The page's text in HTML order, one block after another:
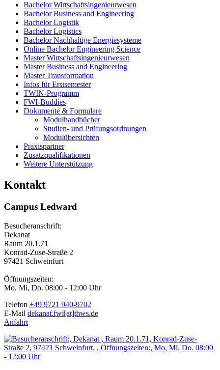
Bachelor Wirtschaftsingenieurwesen
Bachelor Business and Engineering
Bachelor Logistik
Bachelor Logistics
Bachelor Nachhaltige Energiesysteme
Online Bachelor Engineering Science
Master Wirtschaftsingenieurwesen
Master Business and Engineering
Master Transformation
Infos für Erstsemester
TWIN-Programm
FWI-Buddies
Dokumente & Formulare
Modulhandbücher
Studien- und Prüfungsordnungen
Modulübersichten
Praxispartner
Zusatzqualifikationen
Weitere Unterstützung
Kontakt
Campus Ledward
Besucheranschrift:
Dekanat
Raum 20.1.71
Konrad-Zuse-Straße 2
97421 Schweinfurt
Öffnungszeiten:
Mo, Mi, Do. 08:00 - 12:00 Uhr
Telefon +49 9721 940-9702
E-Mail dekanat.fwi[at]thws.de
Anfahrt